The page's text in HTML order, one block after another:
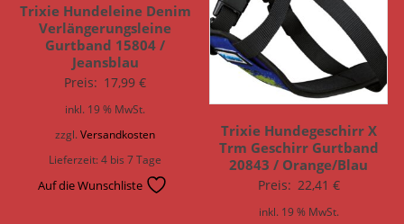
Trixie Hundeleine Denim
Verlängerungsleine
Gurtband 15804 /
Jeansblau
Preis: 17,99€
inkl. 19 % MwSt.
zzgl.Versandkosten
Lieferzeit:4 bis 7 Tage
Auf die Wunschliste
Trixie Hundegeschirr X
Trm Geschirr Gurtband
20843 / Orange/Blau
Preis: 22,41 €
inkl. 19 % MwSt.